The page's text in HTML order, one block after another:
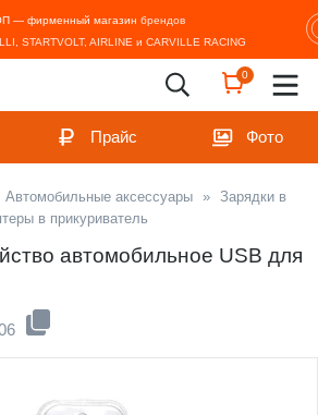
— фирменный магазин брендов
STARTVOLT, AIRLINE и CARVILLE RACING
0
Прайс Фото
Автомобильные аксессуары » Зарядки в
в прикуриватель
автомобильное USB для